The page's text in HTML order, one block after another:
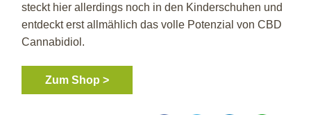
steckt hier allerdings noch in den Kinderschuhen und
entdeckt erst allmählich das volle Potenzial von CBD
Cannabidiol.
Zum Shop >